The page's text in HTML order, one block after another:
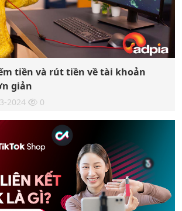
tiền và rút tiền về tài khoản
giản
2024 0